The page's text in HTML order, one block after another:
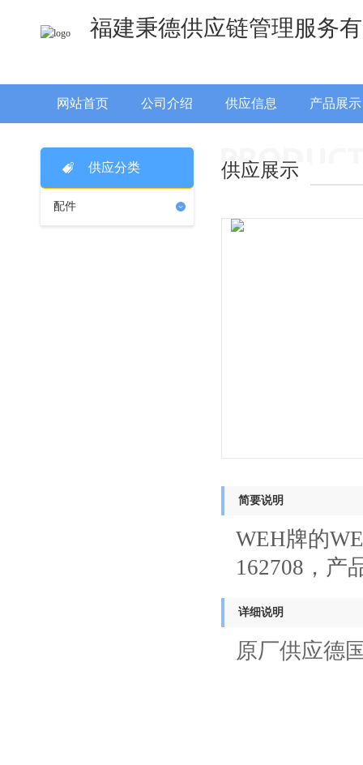
福建秉德供应链管理服务
网站首页 公司介绍 供应信息 产品展示
供应分类
配件
供应展示
简要说明
WEH牌的
162708，产
详细说明
原厂供应德